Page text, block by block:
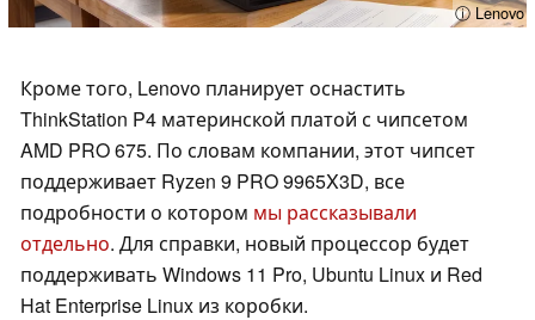
ⓘ Lenovo
Кроме того, Lenovo планирует оснастить
ThinkStation P4 материнской платой с чипсетом
AMD PRO 675. По словам компании, этот чипсет
поддерживает Ryzen 9 PRO 9965X3D, все
подробности о котором мы рассказывали
отдельно. Для справки, новый процессор будет
поддерживать Windows 11 Pro, Ubuntu Linux и Red
Hat Enterprise Linux из коробки.